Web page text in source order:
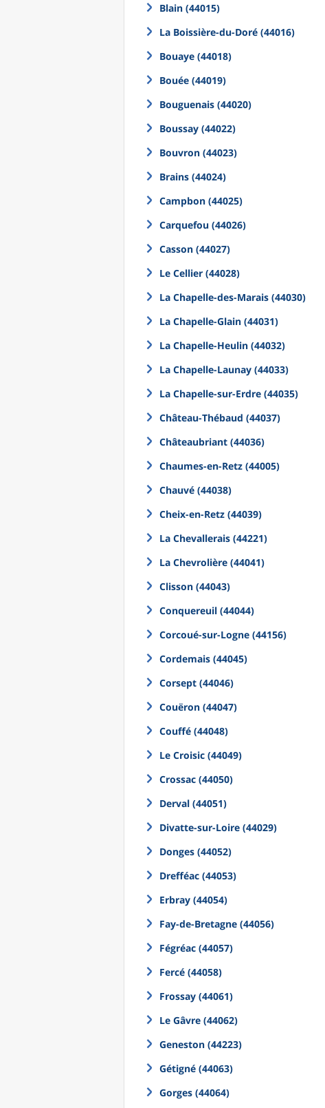
Blain (44015)
La Boissière-du-Doré (44016)
Bouaye (44018)
Bouée (44019)
Bouguenais (44020)
Boussay (44022)
Bouvron (44023)
Brains (44024)
Campbon (44025)
Carquefou (44026)
Casson (44027)
Le Cellier (44028)
La Chapelle-des-Marais (44030)
La Chapelle-Glain (44031)
La Chapelle-Heulin (44032)
La Chapelle-Launay (44033)
La Chapelle-sur-Erdre (44035)
Château-Thébaud (44037)
Châteaubriant (44036)
Chaumes-en-Retz (44005)
Chauvé (44038)
Cheix-en-Retz (44039)
La Chevallerais (44221)
La Chevrolière (44041)
Clisson (44043)
Conquereuil (44044)
Corcoué-sur-Logne (44156)
Cordemais (44045)
Corsept (44046)
Couëron (44047)
Couffé (44048)
Le Croisic (44049)
Crossac (44050)
Derval (44051)
Divatte-sur-Loire (44029)
Donges (44052)
Drefféac (44053)
Erbray (44054)
Fay-de-Bretagne (44056)
Fégréac (44057)
Fercé (44058)
Frossay (44061)
Le Gâvre (44062)
Geneston (44223)
Gétigné (44063)
Gorges (44064)